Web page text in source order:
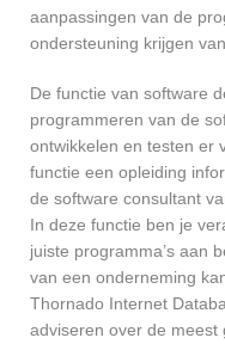
aanpassingen van de
ondersteuning krijgen
De functie van software
programmeren van de
ontwikkelen en testen er
functie een opleiding
de software consultant
In deze functie ben je
juiste programma’s aan
van een onderneming
Thornado Internet
adviseren over de